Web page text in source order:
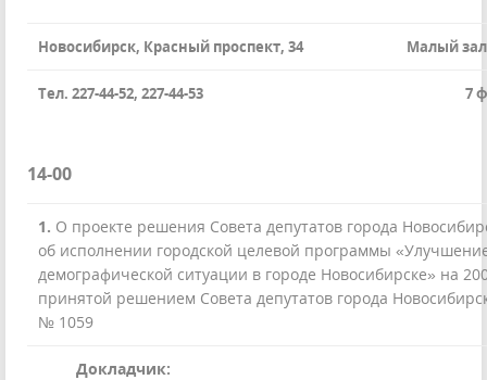
Новосибирск, Красный проспект, 34 Малый
Тел. 227-44-52, 227-44-53 7
14-00
1. О проекте решения Совета депутатов города
об исполнении городской целевой программы
демографической ситуации в городе Новосибирске» на
принятой решением Совета депутатов города
№ 1059
Докладчик: